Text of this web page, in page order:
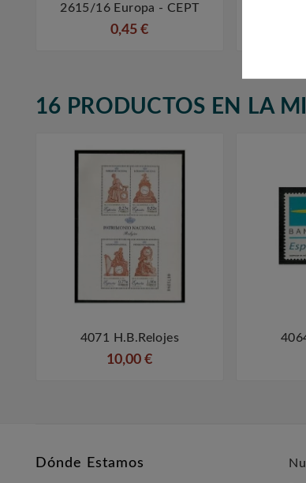

2615/16 Europa - CEPT
0,45 €
16 PRODUCTOS EN LA
 
4071 H.B.Relojes
10,00 €
Dónde Estamos